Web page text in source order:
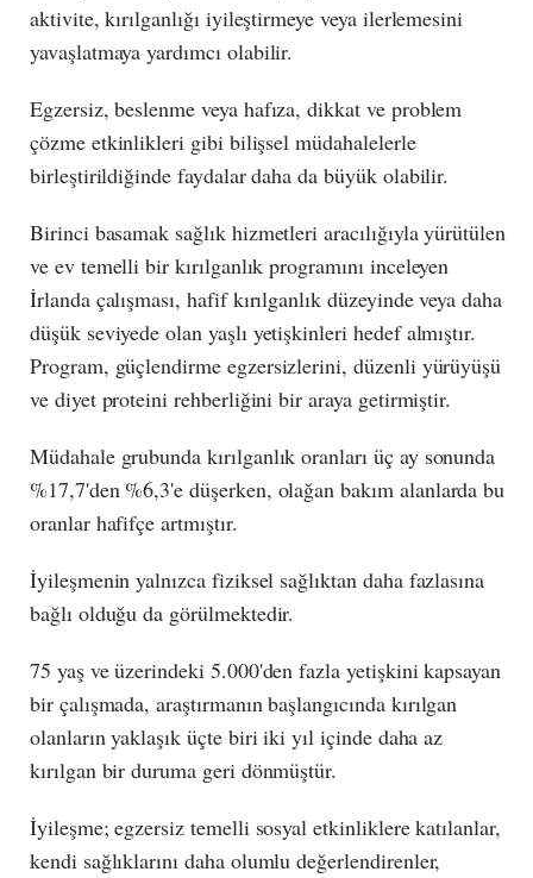
aktivite, kırılganlığı iyileştirmeye veya ilerlemesini
yavaşlatmaya yardımcı olabilir.
Egzersiz, beslenme veya hafıza, dikkat ve problem
çözme etkinlikleri gibi bilişsel müdahalelerle
birleştirildiğinde faydalar daha da büyük olabilir.
Birinci basamak sağlık hizmetleri aracılığıyla yürütülen
ve ev temelli bir kırılganlık programını inceleyen
İrlanda çalışması, hafif kırılganlık düzeyinde veya daha
düşük seviyede olan yaşlı yetişkinleri hedef almıştır.
Program, güçlendirme egzersizlerini, düzenli yürüyüşü
ve diyet proteini rehberliğini bir araya getirmiştir.
Müdahale grubunda kırılganlık oranları üç ay sonunda
%17,7'den %6,3'e düşerken, olağan bakım alanlarda bu
oranlar hafifçe artmıştır.
İyileşmenin yalnızca fiziksel sağlıktan daha fazlasına
bağlı olduğu da görülmektedir.
75 yaş ve üzerindeki 5.000'den fazla yetişkini kapsayan
bir çalışmada, araştırmanın başlangıcında kırılgan
olanların yaklaşık üçte biri iki yıl içinde daha az
kırılgan bir duruma geri dönmüştür.
İyileşme; egzersiz temelli sosyal etkinliklere katılanlar,
kendi sağlıklarını daha olumlu değerlendirenler,